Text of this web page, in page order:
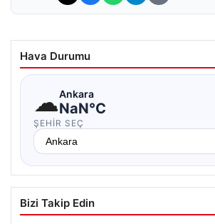
Hava Durumu
☁Ankara
NaN°C
ŞEHIR SEÇ
Bizi Takip Edin